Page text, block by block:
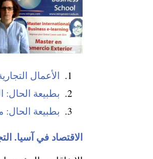
الأعمال
بطبيعة الحال:
بطبيعة
الاقتصاد في آسيا.